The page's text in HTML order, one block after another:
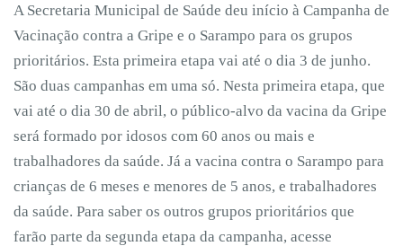
A Secretaria Municipal de Saúde deu início à Campanha de
Vacinação contra a Gripe e o Sarampo para os grupos
prioritários. Esta primeira etapa vai até o dia 3 de junho.
São duas campanhas em uma só. Nesta primeira etapa, que
vai até o dia 30 de abril, o público-alvo da vacina da Gripe
será formado por idosos com 60 anos ou mais e
trabalhadores da saúde. Já a vacina contra o Sarampo para
crianças de 6 meses e menores de 5 anos, e trabalhadores
da saúde. Para saber os outros grupos prioritários que
farão parte da segunda etapa da campanha, acesse